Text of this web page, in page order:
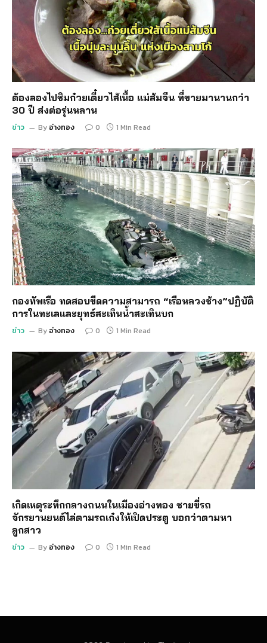
ต้องลองไปชิมก๋วยเตี๋ยวไส้เนื้อ แม่ส้มจีน ที่ขายมานานกว่า
30 ปี ส่งต่อรุ่นหลาน
ข่าว By อ่างทอง 0 1 Min Read
กองทัพเรือ ทดสอบขีดความสามารถ “เรือหลวงช้าง”ปฏิบัติ
การในทะเลและยุทธ์สะเทินน้ำสะเทินบก
ข่าว By อ่างทอง 0 1 Min Read
เกิดเหตุระทึกกลางถนนในเมืองอ่างทอง ชายขี่รถ
จักรยานยนต์ไล่ตามรถเก๋งให้เปิดประตู บอกว่าตามหา
ลูกสาว
ข่าว By อ่างทอง 0 1 Min Read